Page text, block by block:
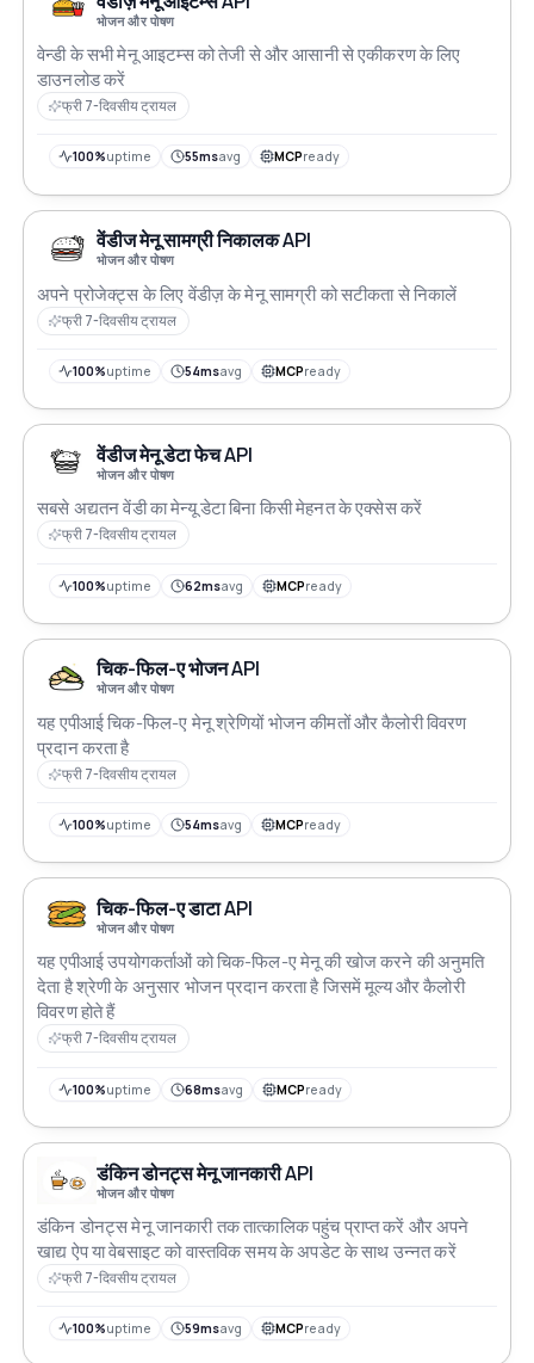
भोजन और पोषण
वेन्डी के सभी मेनू आइटम्स को तेजी से और आसानी से एकीकरण के लिए
डाउनलोड करें
फ्री 7-दिवसीय ट्रायल
100%uptime 55msavg MCPready
वेंडीज मेनू सामग्री निकालक API
भोजन और पोषण
अपने प्रोजेक्ट्स के लिए वेंडीज़ के मेनू सामग्री को सटीकता से निकालें
फ्री 7-दिवसीय ट्रायल
100%uptime 54msavg MCPready
वेंडीज मेनू डेटा फेच API
भोजन और पोषण
सबसे अद्यतन वेंडी का मेन्यू डेटा बिना किसी मेहनत के एक्सेस करें
फ्री 7-दिवसीय ट्रायल
100%uptime 62msavg MCPready
चिक-फिल-ए भोजन API
भोजन और पोषण
यह एपीआई चिक-फिल-ए मेनू श्रेणियों भोजन कीमतों और कैलोरी विवरण
प्रदान करता है
फ्री 7-दिवसीय ट्रायल
100%uptime 54msavg MCPready
चिक-फिल-ए डाटा API
भोजन और पोषण
यह एपीआई उपयोगकर्ताओं को चिक-फिल-ए मेनू की खोज करने की अनुमति
देता है श्रेणी के अनुसार भोजन प्रदान करता है जिसमें मूल्य और कैलोरी
विवरण होते हैं
फ्री 7-दिवसीय ट्रायल
100%uptime 68msavg MCPready
डंकिन डोनट्स मेनू जानकारी API
भोजन और पोषण
डंकिन डोनट्स मेनू जानकारी तक तात्कालिक पहुंच प्राप्त करें और अपने
खाद्य ऐप या वेबसाइट को वास्तविक समय के अपडेट के साथ उन्नत करें
फ्री 7-दिवसीय ट्रायल
100%uptime 59msavg MCPready